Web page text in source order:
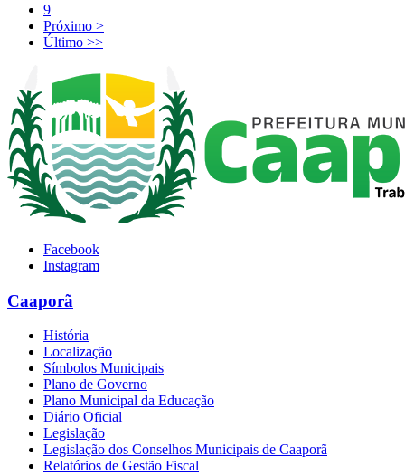
9
Próximo >
Último >>
Facebook
Instagram
Caaporã
História
Localização
Símbolos Municipais
Plano de Governo
Plano Municipal da Educação
Diário Oficial
Legislação
Legislação dos Conselhos Municipais de Caaporã
Relatórios de Gestão Fiscal